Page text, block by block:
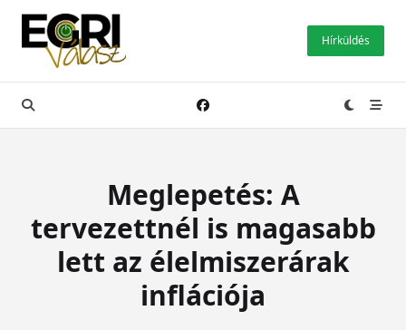
Skip
content
Hírküldés
Meglepetés: A
tervezettnél is magasabb
lett az élelmiszerárak
inflációja